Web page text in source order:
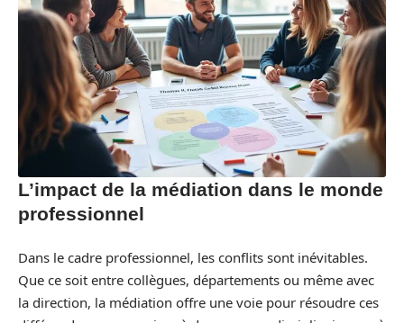
L’impact de la médiation dans le monde
professionnel
Dans le cadre professionnel, les conflits sont inévitables.
Que ce soit entre collègues, départements ou même avec
la direction, la médiation offre une voie pour résoudre ces